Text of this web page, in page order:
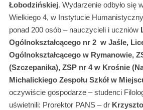
Łobodzińskiej. Wydarzenie odbyło się
Wielkiego 4, w Instytucie
ponad 200 osób – nauczycieli i uczniów
Ogólnokształcącego nr 2 w Jaśle,
Ogólnokształcącego w Rymanowie,
(Szczepanika), ZSP nr 4 w Krośnie
Michalickiego Zespołu Szkół w
oczywiście gospodarze – studenci
uświetnili: Prorektor PANS – dr